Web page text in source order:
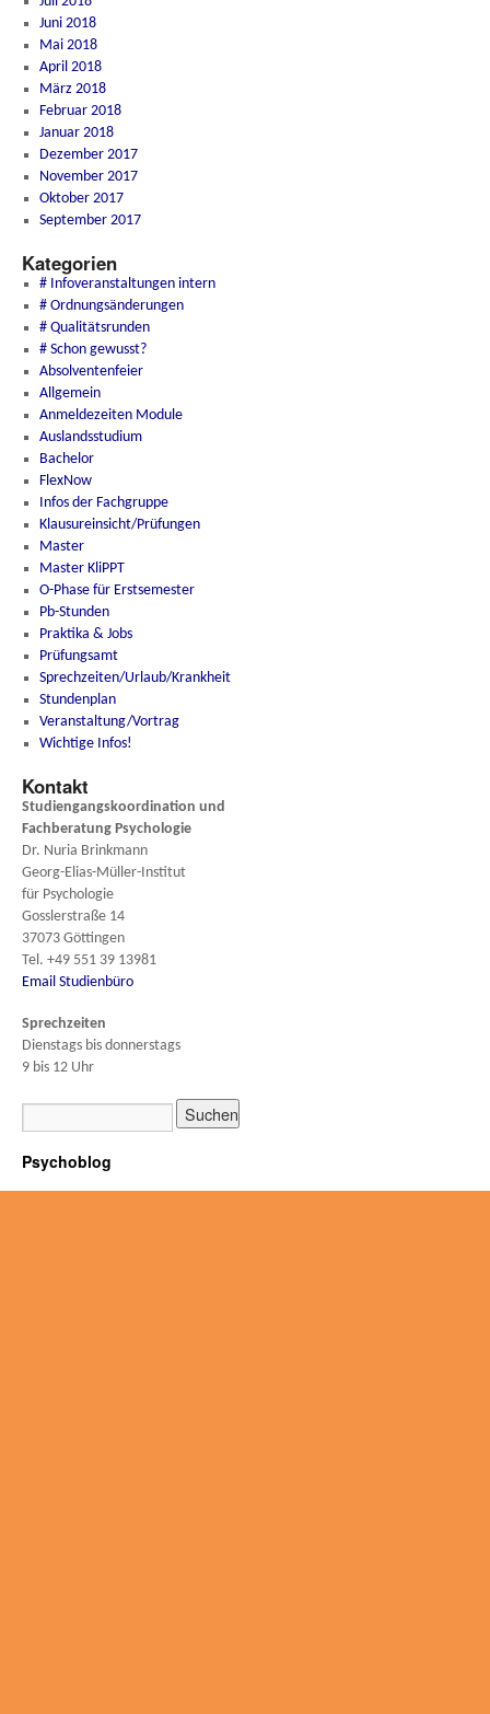
Juni 2018
Mai 2018
April 2018
März 2018
Februar 2018
Januar 2018
Dezember 2017
November 2017
Oktober 2017
September 2017
Kategorien
# Infoveranstaltungen intern
# Ordnungsänderungen
# Qualitätsrunden
# Schon gewusst?
Absolventenfeier
Allgemein
Anmeldezeiten Module
Auslandsstudium
Bachelor
FlexNow
Infos der Fachgruppe
Klausureinsicht/Prüfungen
Master
Master KliPPT
O-Phase für Erstsemester
Pb-Stunden
Praktika & Jobs
Prüfungsamt
Sprechzeiten/Urlaub/Krankheit
Stundenplan
Veranstaltung/Vortrag
Wichtige Infos!
Kontakt
Studiengangskoordination und
Fachberatung Psychologie
Dr. Nuria Brinkmann
Georg-Elias-Müller-Institut
für Psychologie
Gosslerstraße 14
37073 Göttingen
Tel. +49 551 39 13981
Email Studienbüro
Sprechzeiten
Dienstags bis donnerstags
9 bis 12 Uhr
Psychoblog